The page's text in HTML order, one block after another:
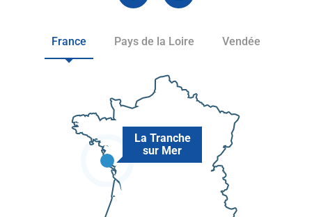
France Pays de la Loire Vendée
La Tranche
sur Mer